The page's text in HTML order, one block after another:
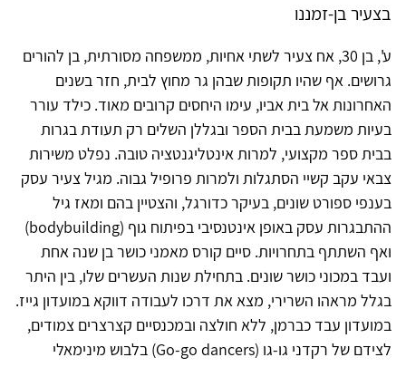
בצעיר בן-זמננו
ע', בן 30, אח צעיר לשתי אחיות, ממשפחה מסורתית, בן להורים
גרושים. אף שהיו תקופות שבהן גר מחוץ לבית, חזר בשנים
האחרונות אל בית אביו, עימו היחסים קרובים מאוד. כילד עורר
בעיות משמעת בבית הספר ובגללן השלים רק תעודת בגרות
בבית ספר מקצועי, למרות אינטליגנטציה טובה. נפלט משירות
צבאי עקב קשיי הסתגלות ולמרות פרופיל גבוה. מגיל צעיר עסק
בענפי ספורט שונים, בעיקר כדורגל, והצטיין בהם ומאז גיל
ההתבגרות עסק באופן אינטנסיבי בפיתוח גוף (bodybuilding)
ואף השתתף בתחרויות. סיים קורס מאמני כושר בן שנה אחת
ועבד במכוני כושר שונים. בתחילת שנות העשרים שלו, בין היתר
בגלל מראהו השרירי, מצא את דרכו לעבודה דווקא במועדון גייז.
במועדון עבד כברמן, ללא חולצה ובמכנסיים קצרצרים צמודים,
לצידם של רקדני גו-גו (Go-go dancers) בלבוש מינימאלי